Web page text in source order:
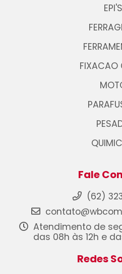
EPI'S
FIXACAO
Fale
(62)
Atendimento de
das 08h às 12h e
Redes